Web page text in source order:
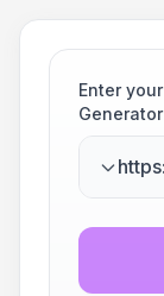
Enter
Generator